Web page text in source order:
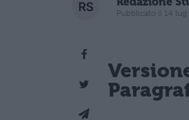
Pubblicato il 14 lug